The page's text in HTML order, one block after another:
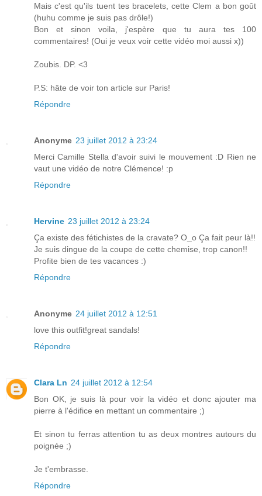
Mais c'est qu'ils tuent tes bracelets, cette Clem a bon goût
(huhu comme je suis pas drôle!)
Bon et sinon voila, j'espère que tu aura tes 100
commentaires! (Oui je veux voir cette vidéo moi aussi x))
Zoubis. DP. <3
P.S: hâte de voir ton article sur Paris!
Répondre
Anonyme 23 juillet 2012 à 23:24
Merci Camille Stella d'avoir suivi le mouvement :D Rien ne
vaut une vidéo de notre Clémence! :p
Répondre
Hervine 23 juillet 2012 à 23:24
Ça existe des fétichistes de la cravate? O_o Ça fait peur là!!
Je suis dingue de la coupe de cette chemise, trop canon!!
Profite bien de tes vacances :)
Répondre
Anonyme 24 juillet 2012 à 12:51
love this outfit!great sandals!
Répondre
Clara Ln 24 juillet 2012 à 12:54
Bon OK, je suis là pour voir la vidéo et donc ajouter ma
pierre à l'édifice en mettant un commentaire ;)
Et sinon tu ferras attention tu as deux montres autours du
poignée ;)
Je t'embrasse.
Répondre